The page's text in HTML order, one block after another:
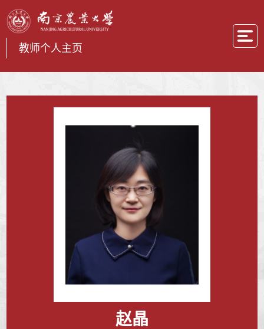
教师个人主页
赵晶